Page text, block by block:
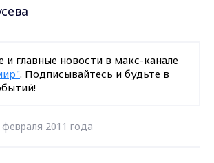
и главные новости в макс-канале
. Подписывайтесь и будьте в
2011 года